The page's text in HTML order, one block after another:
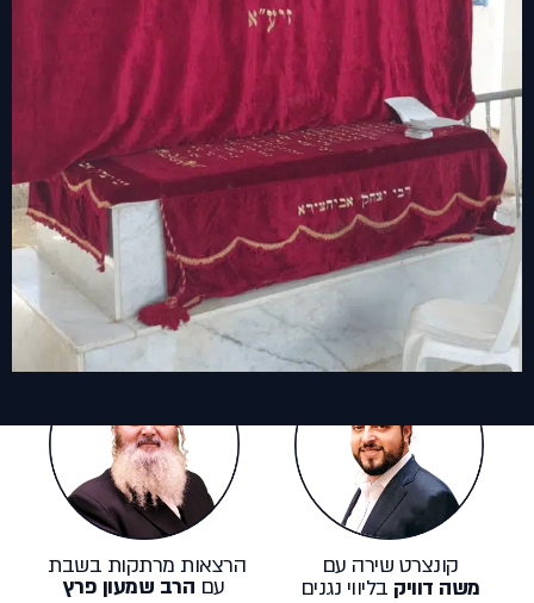
קונצרט שירה עם
משה דוויק בליווי נגנים
הרצאות מרתקות בשבת
עם הרב שמעון פרץ